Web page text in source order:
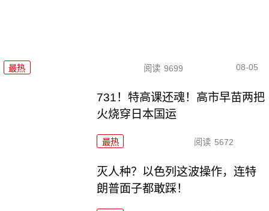
最热 阅读 9699 08-05
731！特高课还魂！高市早苗两把
火烧穿日本国运
最热 阅读 5672
灭人种？以色列这波操作，连特
朗普面子都敢踩！